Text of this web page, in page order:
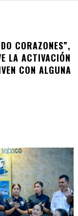
CORAZONES”,
LA ACTIVACIÓN
CON ALGUNA